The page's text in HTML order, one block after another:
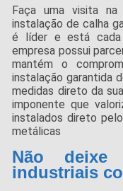
Faça uma visita
instalação de calha
é líder e está cada
empresa possui
mantém o
instalação garantida
medidas direto da
imponente que
instalados direto
metálicas
Não deixe
industriais